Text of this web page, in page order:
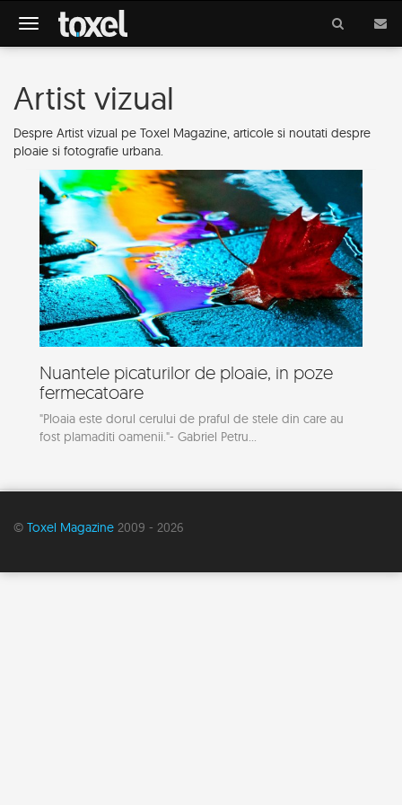
Meniu
Artist vizual
Despre Artist vizual pe Toxel Magazine, articole si noutati despre
ploaie si fotografie urbana.
Nuantele picaturilor de ploaie, in poze
fermecatoare
"Ploaia este dorul cerului de praful de stele din care au
fost plamaditi oamenii."- Gabriel Petru...
© Toxel Magazine 2009 - 2026